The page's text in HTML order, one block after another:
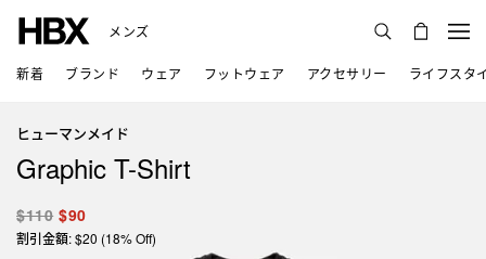
メンズ
新着 ブランド ウェア フットウェア アクセサリー ライフスタ
ヒューマンメイド
Graphic T-Shirt
$110 $90
割引金額: $20 (18% Off)